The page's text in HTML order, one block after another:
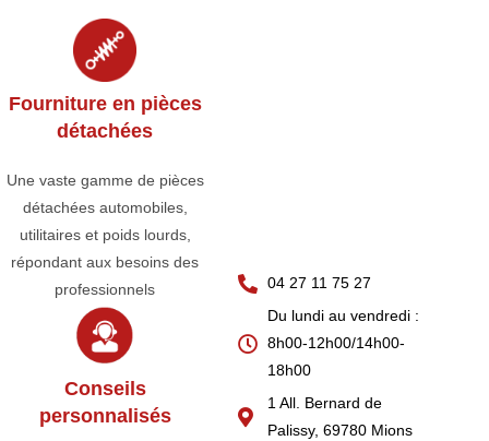
04 27 11 75 27
Du lundi au vendredi :
8h00-12h00/14h00-
18h00
1 All. Bernard de
Palissy, 69780 Mions
Fourniture en pièces
détachées
Une vaste gamme de pièces
détachées automobiles,
utilitaires et poids lourds,
répondant aux besoins des
professionnels
Conseils
personnalisés